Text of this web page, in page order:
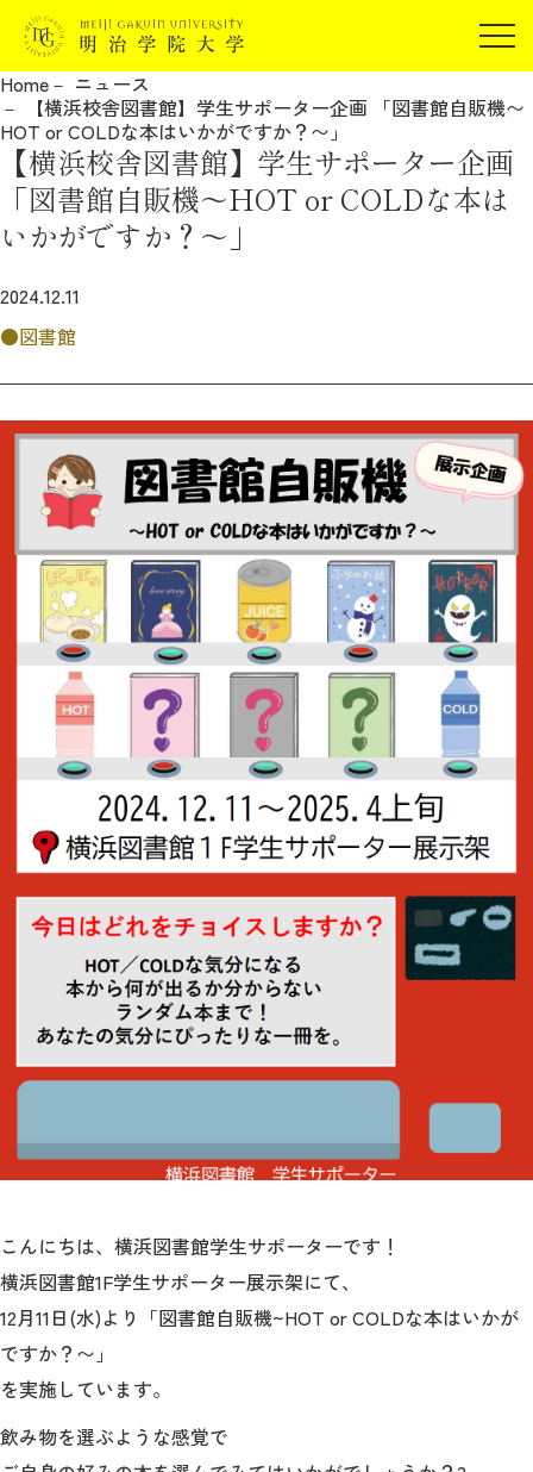
在学生の方
卒業生の方
保証人の方
企業・研究者の方
JP EN
受験生の方
報道関係の方
明治学院大学について
研究
学生生活
留学・国際交流
キャリア
ボランティア
生涯学習・社会連携
入試情報サイト
MGグッズ オンラインショップ
（外部サイト）
Home
ニュース
【横浜校舎図書館】学生サポーター企画 「図書館自販機〜
HOT or COLDな本はいかがですか？〜」
【横浜校舎図書館】学生サポーター企画
「図書館自販機〜HOT or COLDな本は
いかがですか？〜」
2024.12.11
図書館
こんにちは、横浜図書館学生サポーターです！
横浜図書館1F学生サポーター展示架にて、
12月11日(水)より「図書館自販機~HOT or COLDな本はいかが
ですか？〜」
を実施しています。
飲み物を選ぶような感覚で